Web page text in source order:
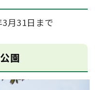
月31日まで
園